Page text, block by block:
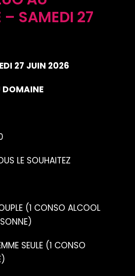
– SAMEDI 27
27 JUIN 2026
DOMAINE
LE SOUHAITEZ
(1 CONSO ALCOOL
SEULE (1 CONSO